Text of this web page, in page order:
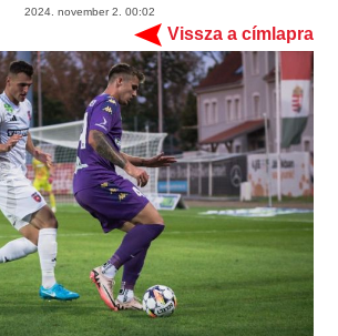
2024. november 2. 00:02
Vissza a címlapra